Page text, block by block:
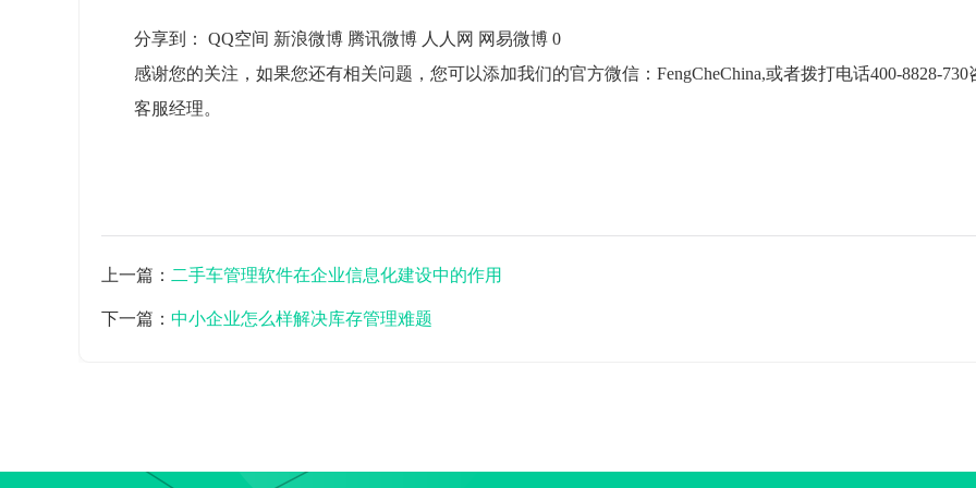
分享到：
QQ空间 新浪微博 腾讯微博 人人网 网易微博 0
感谢您的关注，如果您还有相关问题，您可以添加我们的官方微信：FengCheChina,或者拨打电话400-8828-730
客服经理。
上一篇： 二手车管理软件在企业信息化建设中的作用
下一篇： 中小企业怎么样解决库存管理难题